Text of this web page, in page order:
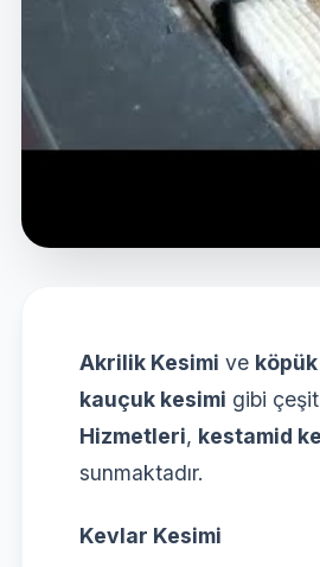
Akrilik Kesimi ve
kauçuk kesimi gibi
Hizmetleri, kestamid
sunmaktadır.
Kevlar Kesimi